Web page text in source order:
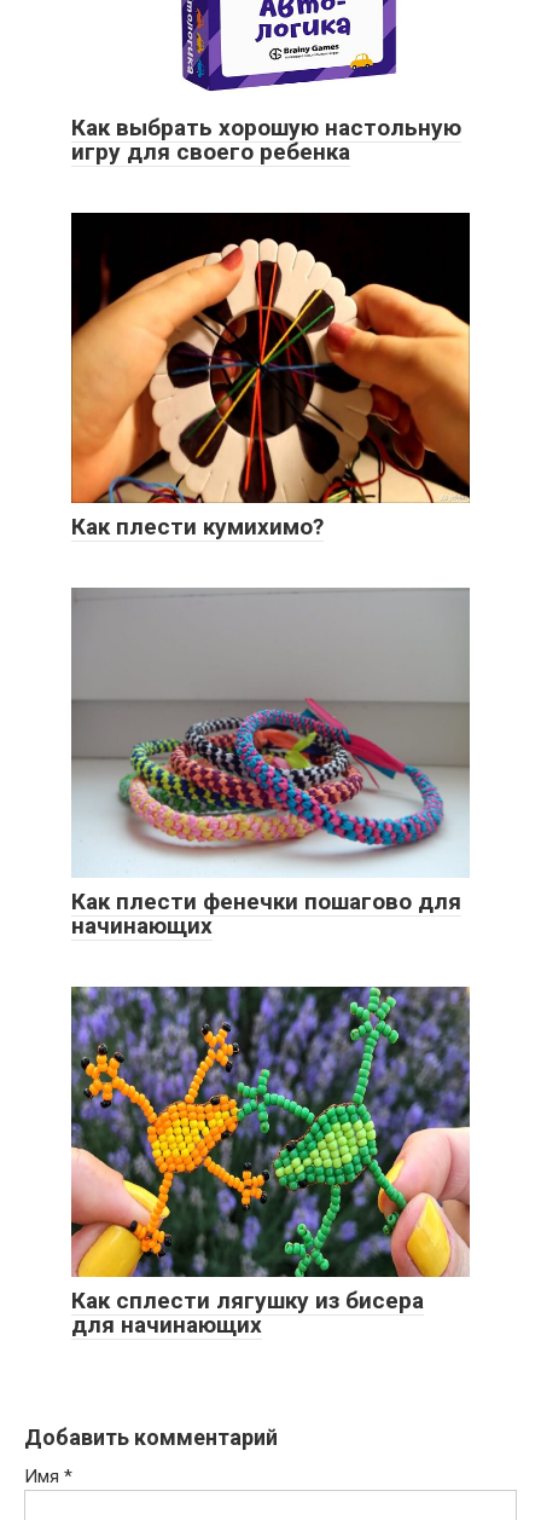
Как выбрать хорошую настольную
игру для своего ребенка
Как плести кумихимо?
Как плести фенечки пошагово для
начинающих
Как сплести лягушку из бисера
для начинающих
Добавить комментарий
Имя *